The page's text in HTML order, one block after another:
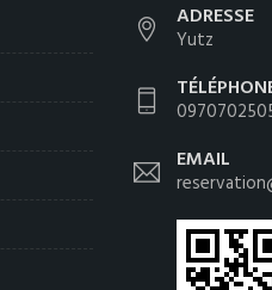
ADRESSE
Yutz
EMAIL